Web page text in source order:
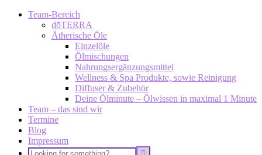
Team-Bereich
dōTERRA
Ätherische Öle
Einzelöle
Ölmischungen
Nahrungsergänzungsmittel
Wellness & Spa Produkte, sowie Reinigung
Diffuser & Zubehör
Deine Ölminute – Ölwissen in maximal 1 Minute
Team – das sind wir
Termine
Blog
Impressum